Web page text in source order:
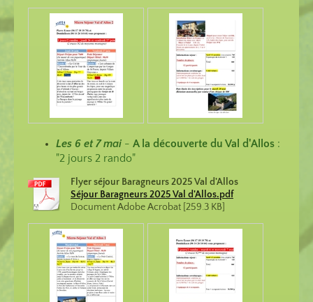
Les 6 et 7 mai - A la découverte du Val d'Allos :
"2 jours 2 rando"
Flyer séjour Baragneurs 2025 Val d'Allos
Séjour Baragneurs 2025 Val d'Allos.pdf
Document Adobe Acrobat [259.3 KB]